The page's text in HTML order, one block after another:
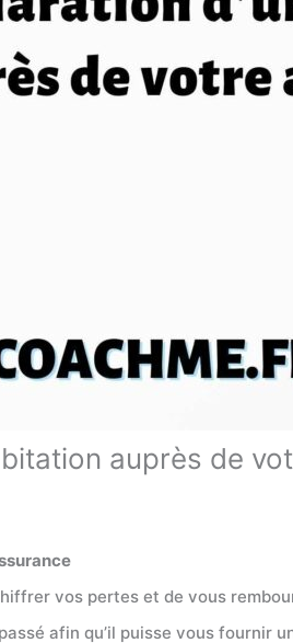
auprès de
vos pertes et de vous
afin qu’il puisse vous fournir